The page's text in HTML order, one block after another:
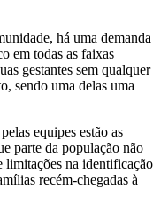
há uma demanda
em todas as faixas
gestantes sem qualquer
sendo uma delas uma
equipes estão as
parte da população não
limitações na identificação
recém-chegadas à